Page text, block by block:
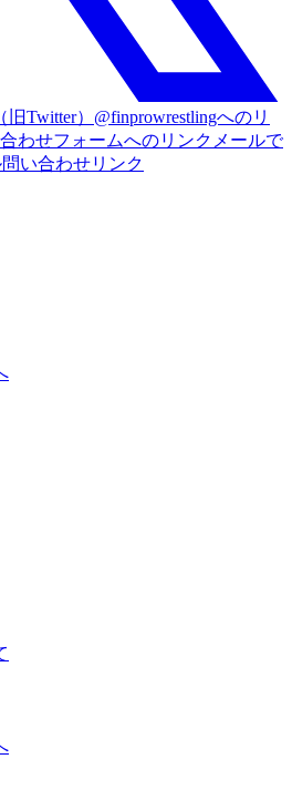
旧Twitter）@finprowrestlingへのリ
わせフォームへのリンク メールで
い合わせリンク